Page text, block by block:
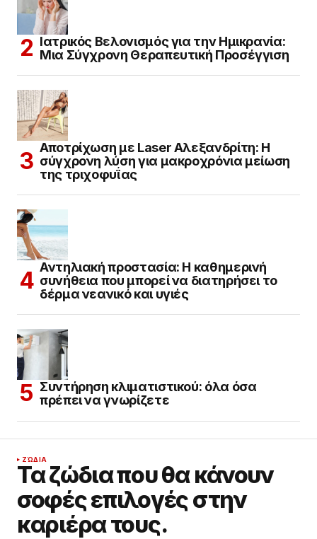
Ιατρικός Βελονισμός για την Ημικρανία:
Μια Σύγχρονη Θεραπευτική Προσέγγιση
Αποτρίχωση με Laser Αλεξανδρίτη: Η
σύγχρονη λύση για μακροχρόνια μείωση
της τριχοφυΐας
Αντηλιακή προστασία: Η καθημερινή
συνήθεια που μπορεί να διατηρήσει το
δέρμα νεανικό και υγιές
Συντήρηση κλιματιστικού: όλα όσα
πρέπει να γνωρίζετε
ΖΏΔΙΑ
Τα ζώδια που θα κάνουν
σοφές επιλογές στην
καριέρα τους.